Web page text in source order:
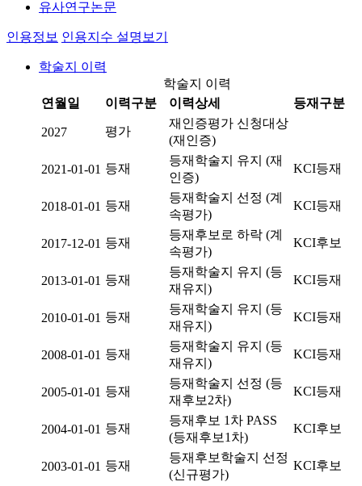
유사연구논문
인용정보 인용지수 설명보기
학술지 이력
학술지 이력
연월일
이력구분 이력상세 등재구분
2027 평가
재인증평가 신청대상
(재인증)
2021-01-01 등재
등재학술지 유지 (재
인증)
KCI등재
2018-01-01 등재
등재학술지 선정 (계
속평가)
KCI등재
2017-12-01 등재
등재후보로 하락 (계
속평가)
KCI후보
2013-01-01 등재
등재학술지 유지 (등
재유지)
KCI등재
2010-01-01 등재
등재학술지 유지 (등
재유지)
KCI등재
2008-01-01 등재
등재학술지 유지 (등
재유지)
KCI등재
2005-01-01 등재
등재학술지 선정 (등
재후보2차)
KCI등재
2004-01-01 등재
등재후보 1차 PASS
(등재후보1차)
KCI후보
2003-01-01 등재
등재후보학술지 선정
(신규평가)
KCI후보